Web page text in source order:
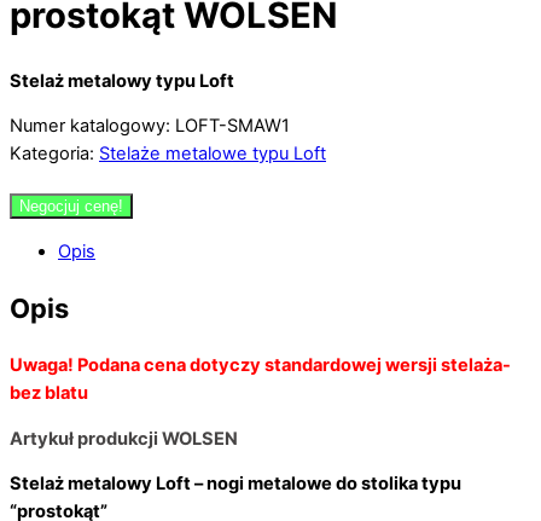
prostokąt WOLSEN
Stelaż metalowy typu Loft
Numer katalogowy: LOFT-SMAW1
Kategoria: Stelaże metalowe typu Loft
Negocjuj cenę!
Opis
Opis
Uwaga! Podana cena dotyczy standardowej wersji stelaża-
bez blatu
Artykuł produkcji WOLSEN
Stelaż metalowy Loft – nogi metalowe do stolika typu
“prostokąt”